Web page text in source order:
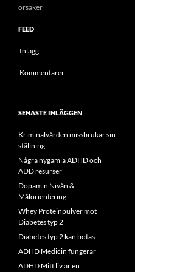
orsaker
FEED
Inlägg
Kommentarer
SENASTE INLÄGGEN
Kriminalvården missbrukar sin
ställning
Några nygamla ADHD och
ADD resurser
Dopamin Nivån &
Målorientering
Whey Proteinpulver mot
Diabetes typ 2
Diabetes typ 2 kan botas
ADHD Medicin fungerar
ADHD Mitt liv är en